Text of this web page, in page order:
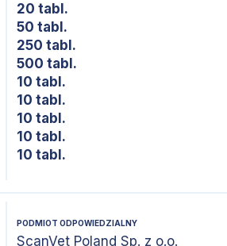
20 tabl.
50 tabl.
250 tabl.
500 tabl.
10 tabl.
10 tabl.
10 tabl.
10 tabl.
10 tabl.
PODMIOT ODPOWIEDZIALNY
ScanVet Poland Sp. z o.o.